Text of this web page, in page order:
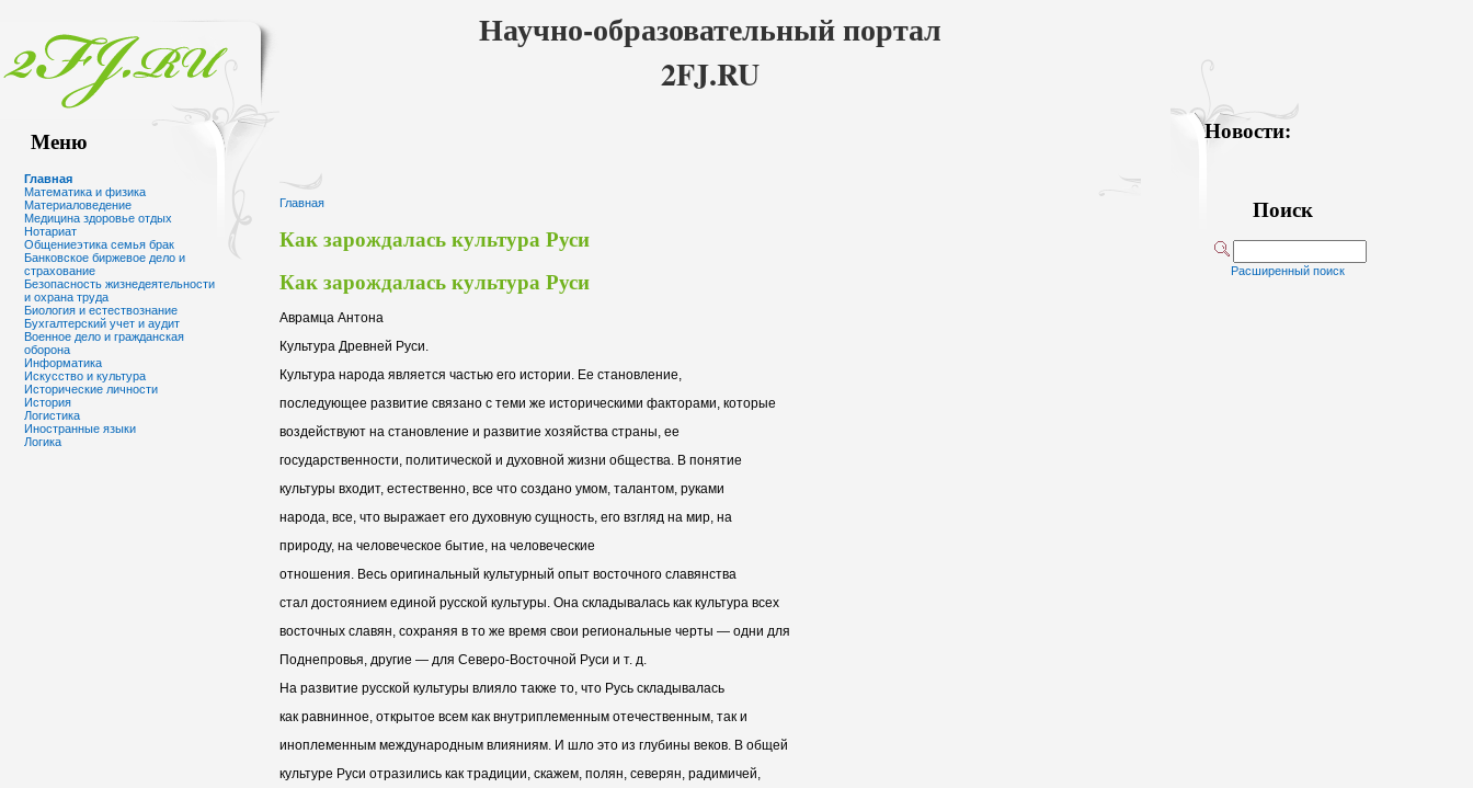
Меню
Главная
Математика и физика
Материаловедение
Медицина здоровье отдых
Нотариат
Общениеэтика семья брак
Банковское биржевое дело и
страхование
Безопасность жизнедеятельности
и охрана труда
Биология и естествознание
Бухгалтерский учет и аудит
Военное дело и гражданская
оборона
Информатика
Искусство и культура
Исторические личности
История
Логистика
Иностранные языки
Логика
Научно-образовательный портал
2FJ.RU
Главная
Как зарождалась культура Руси
Как зарождалась культура Руси
Аврамца Антона
Культура Древней Руси.
Культура народа является частью его истории. Ее становление,
последующее развитие связано с теми же историческими факторами, которые
воздействуют на становление и развитие хозяйства страны, ее
государственности, политической и духовной жизни общества. В понятие
культуры входит, естественно, все что создано умом, талантом, руками
народа, все, что выражает его духовную сущность, его взгляд на мир, на
природу, на человеческое бытие, на человеческие
отношения. Весь оригинальный культурный опыт восточного славянства
стал достоянием единой русской культуры. Она складывалась как культура всех
восточных славян, сохраняя в то же время свои региональные черты — одни для
Поднепровья, другие — для Северо-Восточной Руси и т. д.
На развитие русской культуры влияло также то, что Русь складывалась
как равнинное, открытое всем как внутриплеменным отечественным, так и
иноплеменным международным влияниям. И шло это из глубины веков. В общей
культуре Руси отразились как традиции, скажем, полян, северян, радимичей,
Новости:
Поиск
Расширенный поиск